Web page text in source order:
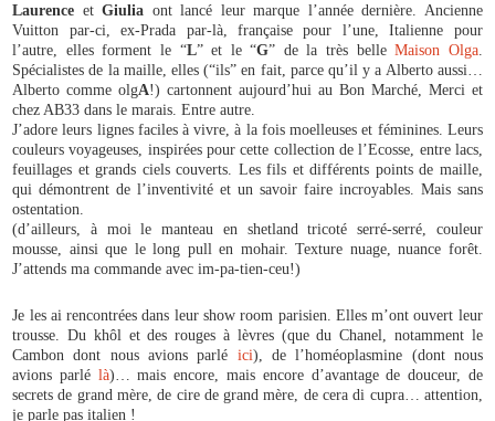
Laurence etGiulia ont lancé leur marque l’année dernière. Ancienne
Vuitton par-ci, ex-Prada par-là, française pour l’une, Italienne pour
l’autre, elles forment le “L” et le “G” de la très belleMaison Olga.
Spécialistes de la maille, elles (“ils” en fait, parce qu’il y a Alberto aussi…
Alberto comme olgA!) cartonnent aujourd’hui au Bon Marché, Merci et
chez AB33 dans le marais. Entre autre.
J’adore leurs lignes faciles à vivre, à la fois moelleuses et féminines. Leurs
couleurs voyageuses, inspirées pour cette collection de l’Ecosse, entre lacs,
feuillages et grands ciels couverts. Les fils et différents points de maille,
qui démontrent de l’inventivité et un savoir faire incroyables. Mais sans
ostentation.
(d’ailleurs, à moi le manteau en shetland tricoté serré-serré, couleur
mousse, ainsi que le long pull en mohair. Texture nuage, nuance forêt.
J’attends ma commande avec im-pa-tien-ceu!)
Je les ai rencontrées dans leur show room parisien. Elles m’ont ouvert leur
trousse. Du khôl et des rouges à lèvres (que du Chanel, notamment le
Cambon dont nous avions parlé ici), de l’homéoplasmine (dont nous
avions parlé là)… mais encore, mais encore d’avantage de douceur, de
secrets de grand mère, de cire de grand mère, de cera di cupra… attention,
je parle pas italien !